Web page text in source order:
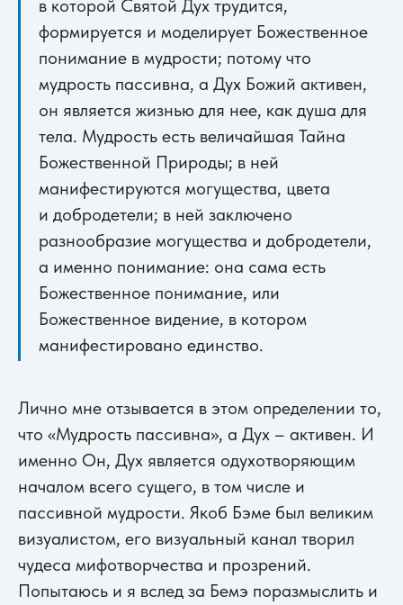
в которой Святой Дух трудится,
формируется и моделирует Божественное
понимание в мудрости; потому что
мудрость пассивна, а Дух Божий активен,
он является жизнью для нее, как душа для
тела. Мудрость есть величайшая Тайна
Божественной Природы; в ней
манифестируются могущества, цвета
и добродетели; в ней заключено
разнообразие могущества и добродетели,
а именно понимание: она сама есть
Божественное понимание, или
Божественное видение, в котором
манифестировано единство.
Лично мне отзывается в этом определении то,
что «Мудрость пассивна», а Дух – активен. И
именно Он, Дух является одухотворяющим
началом всего сущего, в том числе и
пассивной мудрости. Якоб Бэме был великим
визуалистом, его визуальный канал творил
чудеса мифотворчества и прозрений.
Попытаюсь и я вслед за Бемэ поразмыслить и